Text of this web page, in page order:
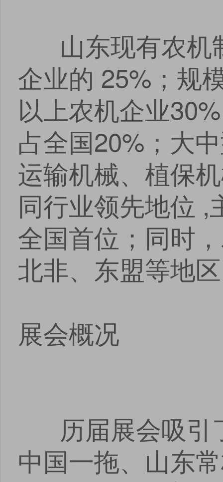
山东现有农机
企业的 25%；规
以上农机企业
占全国20%；大
运输机械、植保
同行业领先地位 ,
全国首位；同时
北非、东盟等地
展会概况
历届展会吸引
中国一拖、山东